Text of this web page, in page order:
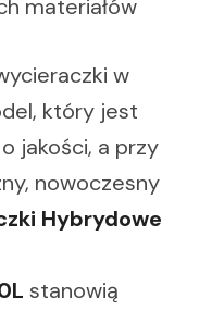
materiałów
w
który jest
jakości, a przy
nowoczesny
Hybrydowe
stanowią